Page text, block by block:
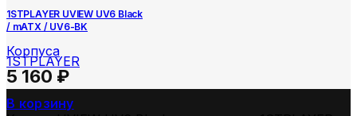
1STPLAYER UVIEW UV6 Black
/ mATX / UV6-BK
Корпуса
1STPLAYER
5 160 ₽
В корзину